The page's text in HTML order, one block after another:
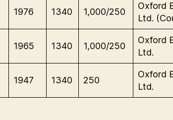
1976 1340 1,000/250
Oxford
Ltd.
1965 1340 1,000/250
Oxford
Ltd.
1947 1340 250
Oxford
Ltd.